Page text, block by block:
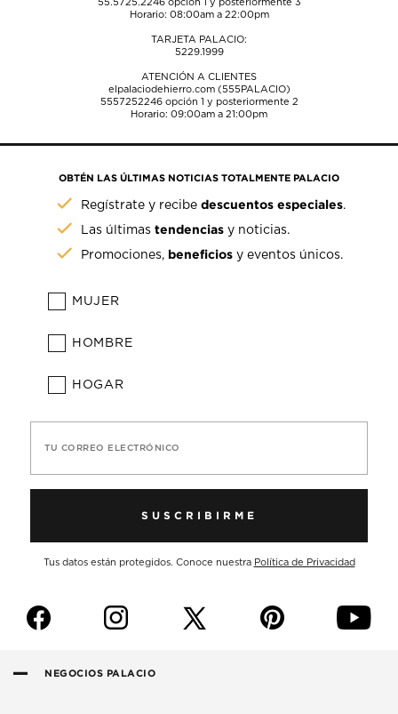
55.5725.2246opción 1 y posteriormente 3
Horario: 08:00am a 22:00pm
TARJETA PALACIO:
5229.1999
ATENCIÓN A CLIENTES
elpalaciodehierro.com (555PALACIO)
5557252246opción 1 y posteriormente 2
Horario: 09:00am a 21:00pm
OBTÉN LAS ÚLTIMAS NOTICIAS TOTALMENTE PALACIO
Regístrate y recibedescuentos especiales.
Las últimastendencias y noticias.
Promociones, beneficios y eventos únicos.
MUJER
HOMBRE
HOGAR
TU CORREO ELECTRÓNICO
SUSCRIBIRME
Tus datos están protegidos. Conoce nuestra Política de Privacidad
f i p y
NEGOCIOS PALACIO